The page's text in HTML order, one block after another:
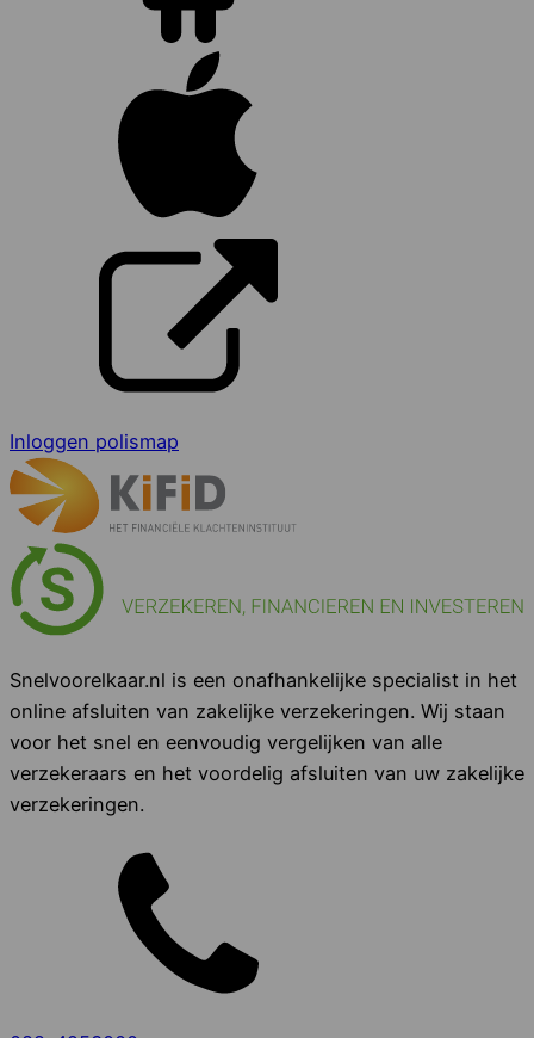
Inloggen polismap
Snelvoorelkaar.nl is een onafhankelijke specialist in het
online afsluiten van zakelijke verzekeringen. Wij staan
voor het snel en eenvoudig vergelijken van alle
verzekeraars en het voordelig afsluiten van uw zakelijke
verzekeringen.